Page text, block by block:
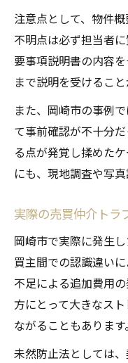
売買仲介時
売買仲介で
売買仲介で
担当者と円滑
売買仲介で
売買仲介時
売買仲介で
売買仲介担
売買仲介で
点
注意点として、物件
不明点は必ず担当者
要事項説明書の内容
まで説明を受けるこ
また、岡崎市の事例
て事前確認が不十分
る点が発覚し揉めた
にも、現地調査や写
実際の売買仲介トラ
岡崎市で実際に発生
買主間での認識違い
不足による追加費用
方にとって大きなス
ながることもあります。
未然防止法としては